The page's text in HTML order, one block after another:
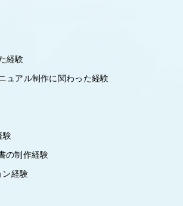
経験
ュアル制作に関わった経験
験
の制作経験
経験